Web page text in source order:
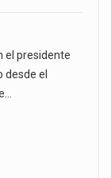
el presidente
desde el